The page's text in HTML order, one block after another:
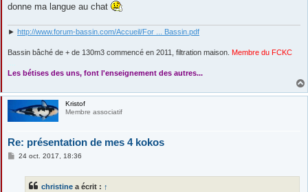
donne ma langue au chat
► http://www.forum-bassin.com/Accueil/For ... Bassin.pdf
Bassin bâché de + de 130m3 commencé en 2011, filtration maison. Membre du FCKC
Les bétises des uns, font l'enseignement des autres...
Kristof
Membre associatif
Re: présentation de mes 4 kokos
M24 oct. 2017, 18:36
christine a écrit : ↑